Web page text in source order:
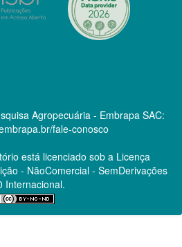
Agropecuária - Embrapa SAC:
fale-conosco
está licenciado sob a Licença
- NãoComercial - SemDerivações
Internacional.